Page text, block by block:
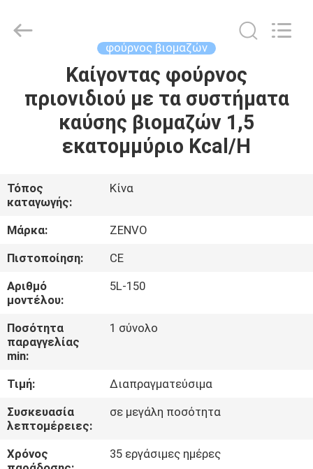
ΠΡΟΪΌΝΤΑ
ΕΜΕΊΣ
ΓΎΡΟΣ
ΕΡΓΟΣΤΑΣΊΩΝ
ΠΟΙΟΤΙΚΌΣ
ΈΛΕΓΧΟΣ
ΕΛΆΤΕ
ΣΕ
ΕΠΑΦΉ
ΜΕ
φούρνος βιομαζών
Καίγοντας φούρνος
πριονιδιού με τα συστήματα
καύσης βιομαζών 1,5
εκατομμύριο Kcal/H
Τόπος
καταγωγής:
Κίνα
Μάρκα:
ZENVO
Πιστοποίηση:
CE
Αριθμό
μοντέλου:
5L-150
Ποσότητα
παραγγελίας
min:
1 σύνολο
Τιμή:
Διαπραγματεύσιμα
Συσκευασία
λεπτομέρειες:
σε μεγάλη ποσότητα
Χρόνος
35 εργάσιμες ημέρες